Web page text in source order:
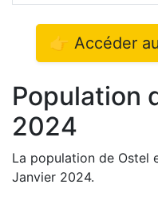
👉 Accéder
Population
2024
La population de Ostel
Janvier 2024.